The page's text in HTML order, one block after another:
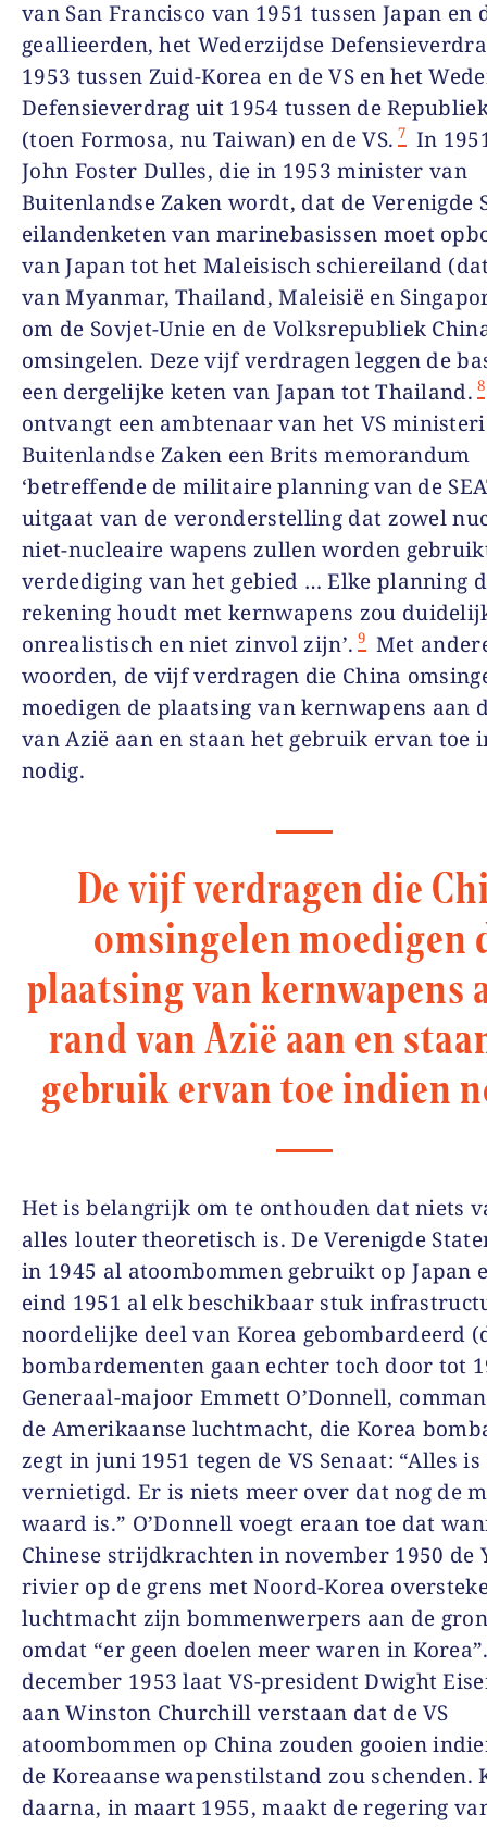
van San Francisco van 1951 tussen Japan en
geallieerden, het Wederzijdse
1953 tussen Zuid-Korea en de VS en het
Defensieverdrag uit 1954 tussen de
(toen Formosa, nu Taiwan) en de VS. 7 In
John Foster Dulles, die in 1953 minister van
Buitenlandse Zaken wordt, dat de Verenigde
eilandenketen van marinebasissen moet
van Japan tot het Maleisisch schiereiland
van Myanmar, Thailand, Maleisië en
om de Sovjet-Unie en de Volksrepubliek
omsingelen. Deze vijf verdragen leggen de
een dergelijke keten van Japan tot Thailand. 8
ontvangt een ambtenaar van het VS
Buitenlandse Zaken een Brits memorandum
‘betreffende de militaire planning van de
uitgaat van de veronderstelling dat zowel
niet-nucleaire wapens zullen worden
verdediging van het gebied … Elke planning
rekening houdt met kernwapens zou
onrealistisch en niet zinvol zijn’. 9 Met
woorden, de vijf verdragen die China
moedigen de plaatsing van kernwapens aan
van Azië aan en staan het gebruik ervan toe
nodig.
De vijf verdragen die
omsingelen moedigen
plaatsing van kernwapens
rand van Azië aan en
gebruik ervan toe indien
Het is belangrijk om te onthouden dat niets
alles louter theoretisch is. De Verenigde
in 1945 al atoombommen gebruikt op Japan
eind 1951 al elk beschikbaar stuk
noordelijke deel van Korea gebombardeerd
bombardementen gaan echter toch door tot
Generaal-majoor Emmett O’Donnell,
de Amerikaanse luchtmacht, die Korea
zegt in juni 1951 tegen de VS Senaat: “Alles is
vernietigd. Er is niets meer over dat nog de
waard is.” O’Donnell voegt eraan toe dat
Chinese strijdkrachten in november 1950 de
rivier op de grens met Noord-Korea
luchtmacht zijn bommenwerpers aan de
omdat “er geen doelen meer waren in
december 1953 laat VS-president Dwight
aan Winston Churchill verstaan dat de VS
atoombommen op China zouden gooien
de Koreaanse wapenstilstand zou schenden.
daarna, in maart 1955, maakt de regering